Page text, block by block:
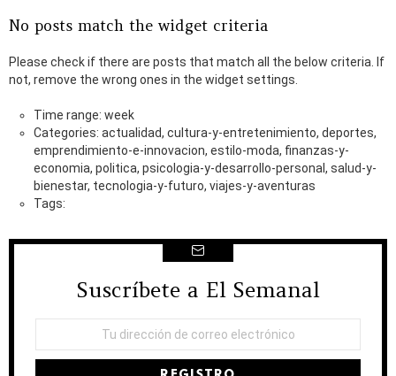
No posts match the widget criteria
Please check if there are posts that match all the below criteria. If
not, remove the wrong ones in the widget settings.
Time range: week
Categories: actualidad, cultura-y-entretenimiento, deportes,
emprendimiento-e-innovacion, estilo-moda, finanzas-y-
economia, politica, psicologia-y-desarrollo-personal, salud-y-
bienestar, tecnologia-y-futuro, viajes-y-aventuras
Tags:
NEWSLETTER
Suscríbete a El Semanal